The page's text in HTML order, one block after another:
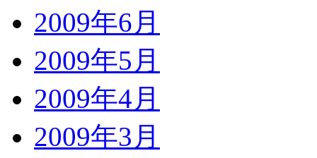
2009年6月
2009年5月
2009年4月
2009年3月